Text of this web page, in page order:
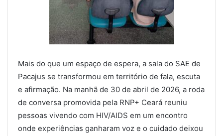
Mais do que um espaço de espera, a sala do SAE de
Pacajus se transformou em território de fala, escuta
e afirmação. Na manhã de 30 de abril de 2026, a roda
de conversa promovida pela RNP+ Ceará reuniu
pessoas vivendo com HIV/AIDS em um encontro
onde experiências ganharam voz e o cuidado deixou